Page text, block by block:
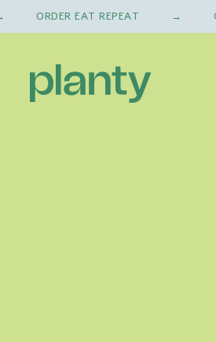
ORDER EAT REPEAT